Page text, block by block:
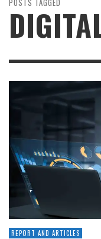
POSTS TAGGED
REPORT AND ARTICLES